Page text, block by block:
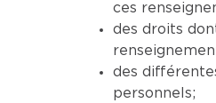
ces
des droits
des
personnels;